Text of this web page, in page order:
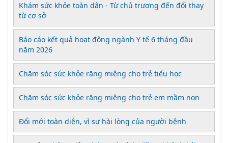
Khám sức khỏe toàn dân - Từ chủ trương đến đổi thay
từ cơ sở
Báo cáo kết quả hoạt động ngành Y tế 6 tháng đầu
năm 2026
Chăm sóc sức khỏe răng miệng cho trẻ tiểu học
Chăm sóc sức khỏe răng miệng cho trẻ em mầm non
Đổi mới toàn diện, vì sự hài lòng của người bệnh